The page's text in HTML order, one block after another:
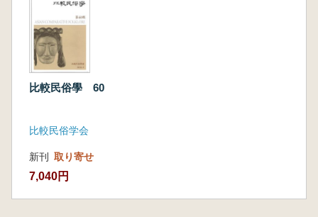
比較民俗學 60
比較民俗学会
新刊 取り寄せ
7,040円